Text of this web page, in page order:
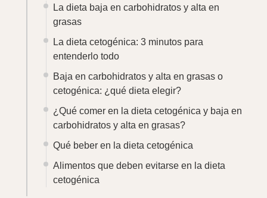
Parte 3: la dieta ceto y baja en
carbohidratos para expertos
Grasas: la proporción adecuada de Omega
3, Omega 6 y Omega 9
Aceites y grasas de cocina
Todo lo que necesitas saber sobre la
mantequilla GHEE: beneficios, dónde
encontrarla, cómo hacerla
La importancia del magnesio en una dieta
baja en carbohidratos (cetogénica y baja en